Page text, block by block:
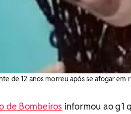
de 12 anos morreu após se afogar em
de Bombeiros informou ao g1